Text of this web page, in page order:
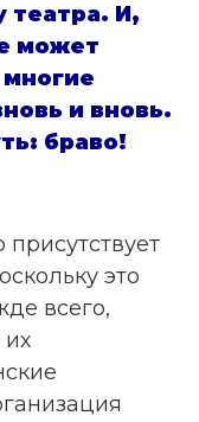
театра. И,
может
и вновь.
браво!
это
всего,